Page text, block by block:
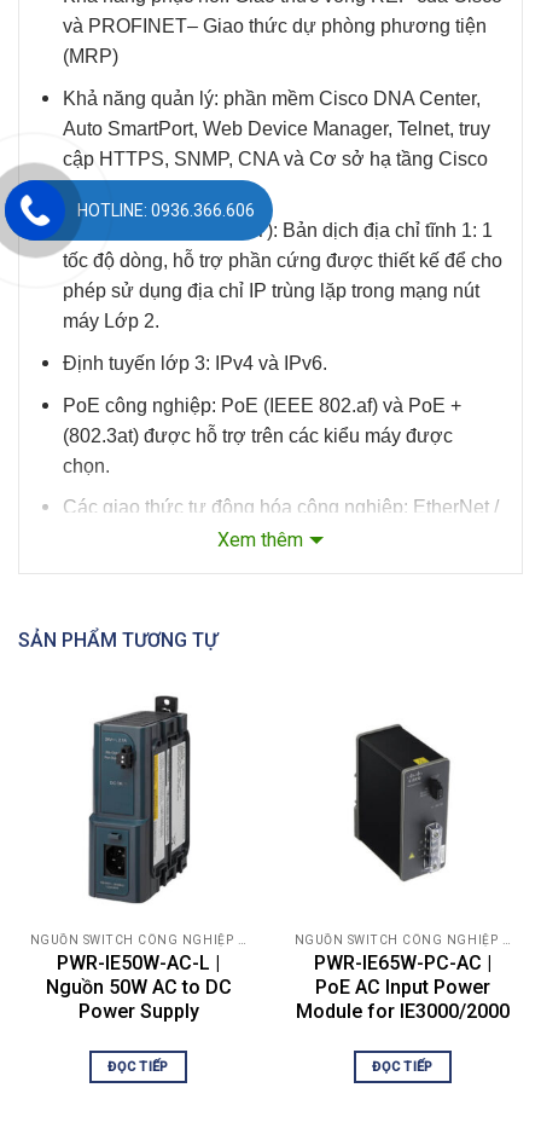
và PROFINET– Giao thức dự phòng phương tiện
(MRP)
Khả năng quản lý: phần mềm Cisco DNA Center,
Auto SmartPort, Web Device Manager, Telnet, truy
cập HTTPS, SNMP, CNA và Cơ sở hạ tầng Cisco
Prime.
Dịch địa chỉ mạng (NAT): Bản dịch địa chỉ tĩnh 1: 1
tốc độ dòng, hỗ trợ phần cứng được thiết kế để cho
phép sử dụng địa chỉ IP trùng lặp trong mạng nút
máy Lớp 2.
Định tuyến lớp 3: IPv4 và IPv6.
PoE công nghiệp: PoE (IEEE 802.af) và PoE +
(802.3at) được hỗ trợ trên các kiểu máy được
chọn.
Các giao thức tự động hóa công nghiệp: EtherNet /
IP (CIP) và PROFINET MRP (IEC 62439-2) cho
Thông số kỹ thuật PWR-IE180W-67-AC
Device Type
Power supply – DIN rail
Power Device
Output Voltage
Max Electric Current
3.1 A
Xem thêm
SẢN PHẨM TƯƠNG TỰ
PWR-IE50W-AC-L |
Nguồn 50W AC to DC
Power Supply
ĐỌC TIẾP
PWR-IE65W-PC-AC |
PoE AC Input Power
Module for IE3000/2000
ĐỌC TIẾP
HOTLINE: 0936.366.606